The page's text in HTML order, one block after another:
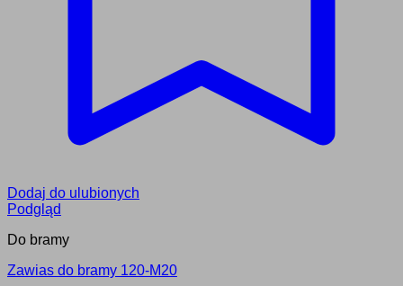
Dodaj do ulubionych
Podgląd
Do bramy
Zawias do bramy 120-M20